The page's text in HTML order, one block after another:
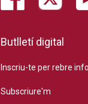
Butlletí digital
Inscriu-te per rebre
Subscriure'm